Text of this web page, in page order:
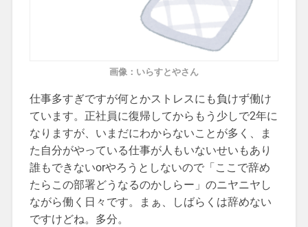
画像：いらすとやさん
仕事多すぎですが何とかストレスにも負けず働け
ています。正社員に復帰してからもう少しで2年に
なりますが、いまだにわからないことが多く、ま
た自分がやっている仕事が人もいないせいもあり
誰もできないorやろうとしないので「ここで辞め
たらこの部署どうなるのかしらー」のニヤニヤし
ながら働く日々です。まぁ、しばらくは辞めない
ですけどね。多分。